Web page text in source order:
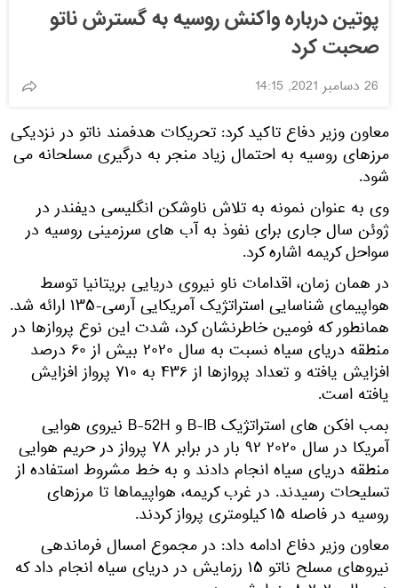
پوتین درباره واکنش روسیه به گسترش ناتو
صحبت کرد
26 دسامبر 2021, 14:15
معاون وزیر دفاع تاکید کرد: تحریکات هدفمند ناتو در نزدیکی
مرزهای روسیه به احتمال زیاد منجر به درگیری مسلحانه می
شود.
وی به عنوان نمونه به تلاش ناوشکن انگلیسی دیفندر در
ژوئن سال جاری برای نفوذ به آب های سرزمینی روسیه در
سواحل کریمه اشاره کرد.
در همان زمان، اقدامات ناو نیروی دریایی بریتانیا توسط
هواپیمای شناسایی استراتژیک آمریکایی آرسی-۱۳۵ ارائه شد.
همانطور که فومین خاطرنشان کرد، شدت این نوع پروازها در
منطقه دریای سیاه نسبت به سال ۲۰۲۰ بیش از ۶۰ درصد
افزایش یافته و تعداد پروازها از ۴۳۶ به ۷۱۰ پرواز افزایش
یافته است.
بمب افکن های استراتژیک B-IB و B-52H نیروی هوایی
آمریکا در سال ۲۰۲۰ ۹۲ بار در برابر ۷۸ پرواز در حریم هوایی
منطقه دریای سیاه انجام دادند و به خط مشروط استفاده از
تسلیحات رسیدند. در غرب کریمه، هواپیماها تا مرزهای
روسیه در فاصله ۱۵ کیلومتری پرواز کردند.
معاون وزیر دفاع ادامه داد: در مجموع امسال فرماندهی
نیروهای مسلح ناتو ۱۵ رزمایش در دریای سیاه انجام داد که